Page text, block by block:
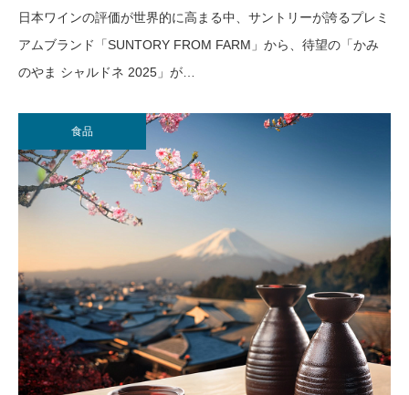
日本ワインの評価が世界的に高まる中、サントリーが誇るプレミ
アムブランド「SUNTORY FROM FARM」から、待望の「かみ
のやま シャルドネ 2025」が…
食品